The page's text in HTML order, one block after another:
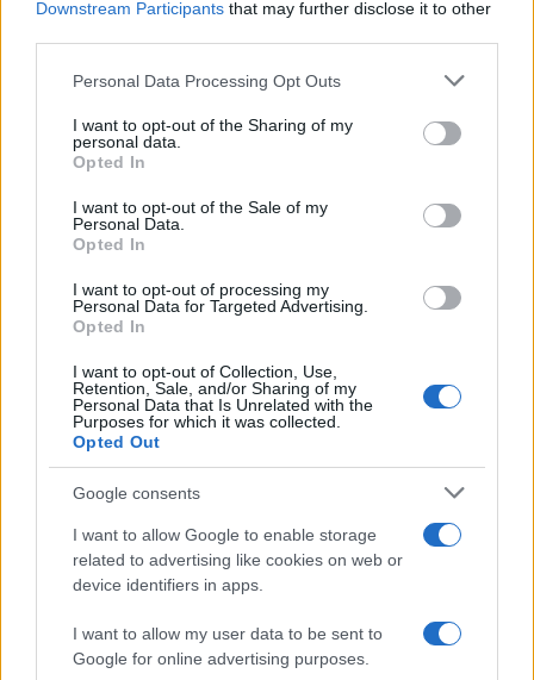
Downstream Participants that may further disclose it to other
Please note that this website/app uses one or more Google
not limited to your visit or usage behaviour. You may click to
grant or deny consent to Google and its third-party tags to
use your data for below specified purposes in below Google
consent section.
Personal Data Processing Opt Outs
I want to opt-out of the Sharing of my
personal data.
Opted In
I want to opt-out of the Sale of my
Personal Data.
Opted In
I want to opt-out of processing my
Personal Data for Targeted Advertising.
Opted In
I want to opt-out of Collection, Use,
Retention, Sale, and/or Sharing of my
Personal Data that Is Unrelated with the
Purposes for which it was collected.
Opted Out
Google consents
I want to allow Google to enable storage
related to advertising like cookies on web or
device identifiers in apps.
I want to allow my user data to be sent to
Google for online advertising purposes.
15:0717.08.23
Γενς Στόλτενμπεργκ: Μόνο η Ουκρανία θα
συνομιλίες με τη Ρωσία